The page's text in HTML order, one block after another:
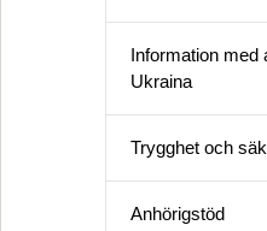
Information med
Ukraina
Trygghet och
Anhörigstöd